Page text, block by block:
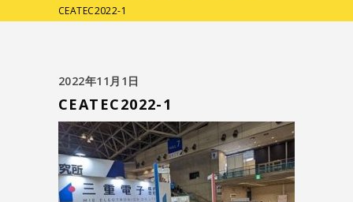
CEATEC2022-1
2022年11月1日
CEATEC2022-1